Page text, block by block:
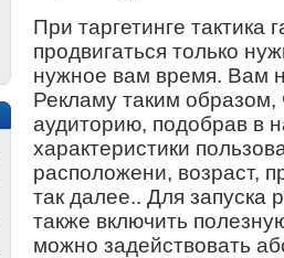
При таргетинге тактика
продвигаться только
нужное вам время. Вам
Рекламу таким образом,
аудиторию, подобрав в
характеристики
расположени, возраст,
так далее.. Для запуска
также включить
можно задействовать